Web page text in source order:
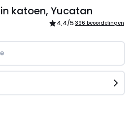
katoen, Yucatan
4,4/5 396 beoordelingen